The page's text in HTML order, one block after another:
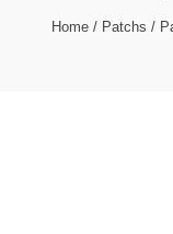
Home / Patchs /